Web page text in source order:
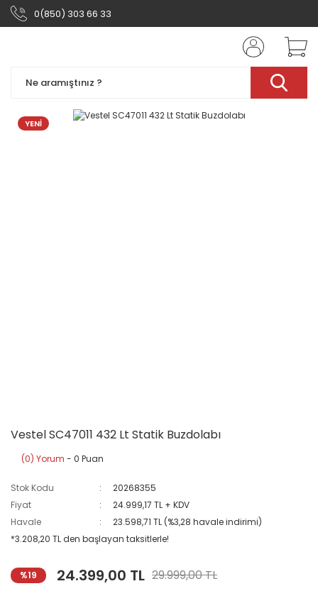
0(850) 303 66 33
YENİ
Vestel SC47011 432 Lt Statik Buzdolabı
(0) Yorum - 0 Puan
Stok Kodu
20268355
Fiyat
24.999,17 TL + KDV
Havale
23.598,71 TL (%3,28 havale indirimi)
*3.208,20 TL den başlayan taksitlerle!
%19 24.399,00 TL 29.999,00 TL